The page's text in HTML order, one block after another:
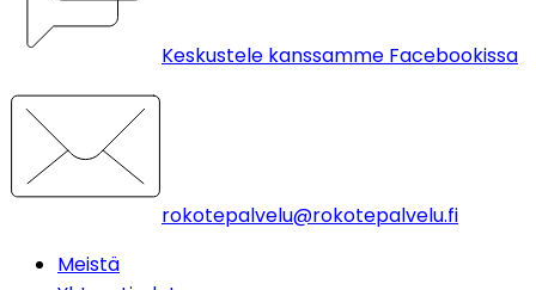
Keskustele kanssamme Facebookissa
rokotepalvelu@rokotepalvelu.fi
Meistä